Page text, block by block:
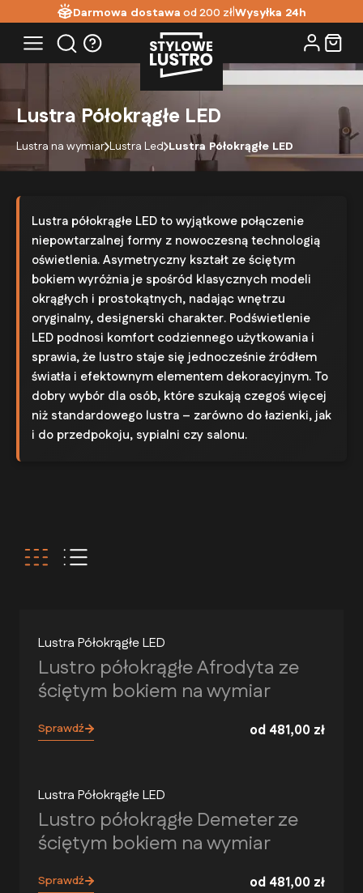
Darmowa dostawa od 200 zł|Wysyłka 24h
Lustra Półokrągłe LED
Lustra na wymiar Lustra Led Lustra Półokrągłe LED
Lustra półokrągłe LED to wyjątkowe połączenie
niepowtarzalnej formy z nowoczesną technologią
oświetlenia. Asymetryczny kształt ze ściętym
bokiem wyróżnia je spośród klasycznych modeli
okrągłych i prostokątnych, nadając wnętrzu
oryginalny, designerski charakter. Podświetlenie
LED podnosi komfort codziennego użytkowania i
sprawia, że lustro staje się jednocześnie źródłem
światła i efektownym elementem dekoracyjnym. To
dobry wybór dla osób, które szukają czegoś więcej
niż standardowego lustra – zarówno do łazienki, jak
i do przedpokoju, sypialni czy salonu.
Lustra Półokrągłe LED
Lustro półokrągłe Afrodyta ze
ściętym bokiem na wymiar
Sprawdź od 481,00 zł
Lustra Półokrągłe LED
Lustro półokrągłe Demeter ze
ściętym bokiem na wymiar
Sprawdź od 481,00 zł